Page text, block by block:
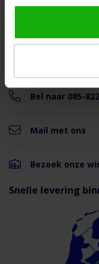
Installatie
Downloads
Advies
Maandag t/m
Bel naar 085-
Mail met ons
Bezoek onze
Snelle levering